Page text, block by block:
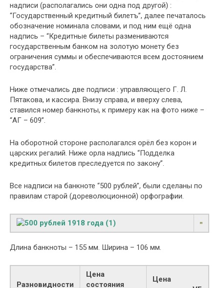
надписи (располагались они одна под другой) :
“Государственный кредитный билетъ”, далее печаталось
обозначение номинала словами, и под ним ещё одна
надпись – “Кредитные билеты размениваются
государственным банком на золотую монету без
ограничения суммы и обеспечиваются всем достоянием
государства”.
Ниже отмечались две подписи : управляющего Г. Л.
Пятакова, и кассира. Внизу справа, и вверху слева,
ставился номер банкноты, к примеру как на фото ниже –
“АГ – 609”.
На оборотной стороне располагался орёл без корон и
царских регалий. Ниже орла надпись “Подделка
кредитных билетов преследуется по закону”.
Все надписи на банкноте “500 рублей”, были сделаны по
правилам старой (дореволюционной) орфографии.
Длина банкноты – 155 мм. Ширина – 106 мм.
Разновидности
Цена
состояния
Цена